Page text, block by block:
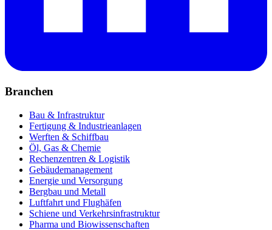
Branchen
Bau & Infrastruktur
Fertigung & Industrieanlagen
Werften & Schiffbau
Öl, Gas & Chemie
Rechenzentren & Logistik
Gebäudemanagement
Energie und Versorgung
Bergbau und Metall
Luftfahrt und Flughäfen
Schiene und Verkehrsinfrastruktur
Pharma und Biowissenschaften